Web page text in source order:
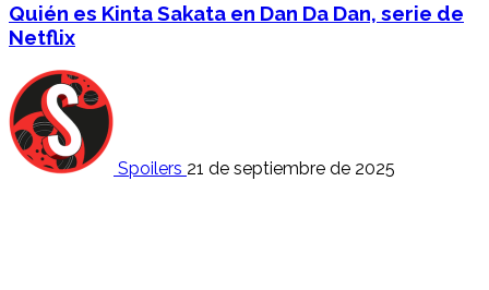
Quién es Kinta Sakata en Dan Da Dan, serie de
Netflix
Spoilers 21 de septiembre de 2025